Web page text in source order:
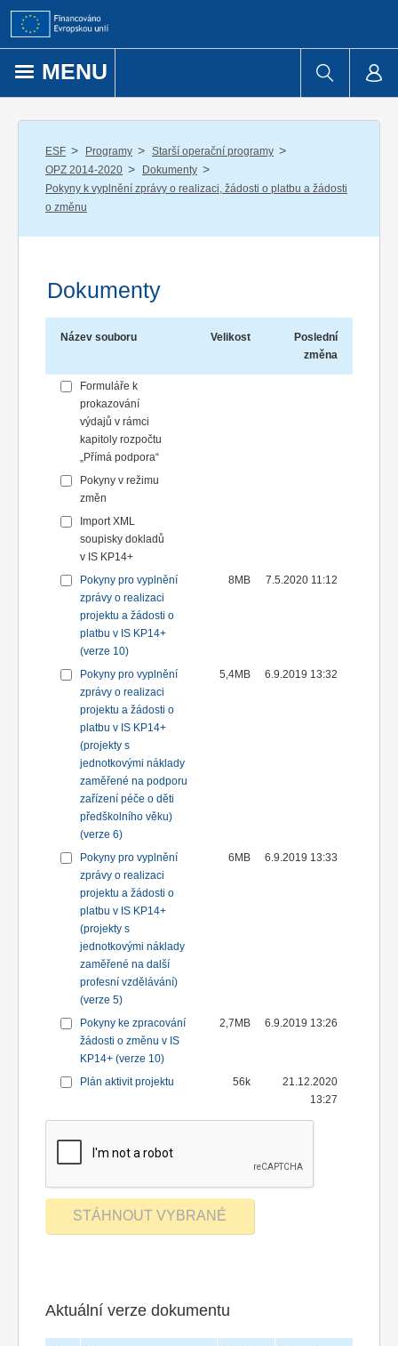
Přejít k obsahu
MENU
ESF / Programy / Starší operační programy /
OPZ 2014-2020 / Dokumenty /
Pokyny k vyplnění zprávy o realizaci, žádosti o platbu a žádosti
o změnu
Dokumenty
Název souboru Velikost
Poslední
změna
Formuláře k
prokazování
výdajů v rámci
kapitoly rozpočtu
„Přímá podpora“
Pokyny v režimu
změn
Import XML
soupisky dokladů
v IS KP14+
Pokyny pro vyplnění
zprávy o realizaci
projektu a žádosti o
platbu v IS KP14+
(verze 10)
8MB 7.5.2020 11:12
Pokyny pro vyplnění
zprávy o realizaci
projektu a žádosti o
platbu v IS KP14+
(projekty s
jednotkovými náklady
zaměřené na podporu
zařízení péče o děti
předškolního věku)
(verze 6)
5,4MB 6.9.2019 13:32
Pokyny pro vyplnění
zprávy o realizaci
projektu a žádosti o
platbu v IS KP14+
(projekty s
jednotkovými náklady
zaměřené na další
profesní vzdělávání)
(verze 5)
6MB 6.9.2019 13:33
Pokyny ke zpracování
žádosti o změnu v IS
KP14+ (verze 10)
2,7MB 6.9.2019 13:26
Plán aktivit projektu 56k
21.12.2020
13:27
Aktuální verze dokumentu